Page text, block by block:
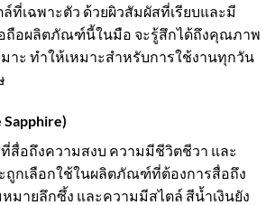
ที่เฉพาะตัว ด้วยผิวสัมผัสที่เรียบและมี
อถือผลิตภัณฑ์นี้ในมือ จะรู้สึกได้ถึงคุณภาพ
าะ ทำให้เหมาะสำหรับการใช้งานทุกวัน
สื่อถึงความสงบ ความมีชีวิตชีวา และ
กเลือกใช้ในผลิตภัณฑ์ที่ต้องการสื่อถึง
มายลึกซึ้ง และความมีสไตล์ สีน้ำเงินยัง